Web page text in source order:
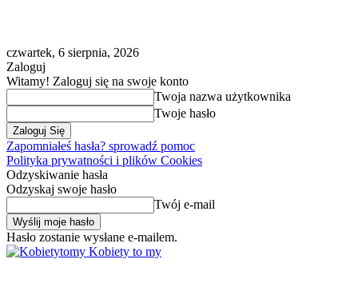
czwartek, 6 sierpnia, 2026
Zaloguj
Witamy! Zaloguj się na swoje konto
Twoja nazwa użytkownika
Twoje hasło
Zapomniałeś hasła? sprowadź pomoc
Polityka prywatności i plików Cookies
Odzyskiwanie hasła
Odzyskaj swoje hasło
Twój e-mail
Hasło zostanie wysłane e-mailem.
Kobiety to my